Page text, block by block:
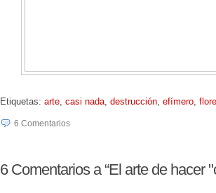
Etiquetas: arte casi nada destrucción efímero
6 Comentarios
6Comentarios a “El arte de hacer